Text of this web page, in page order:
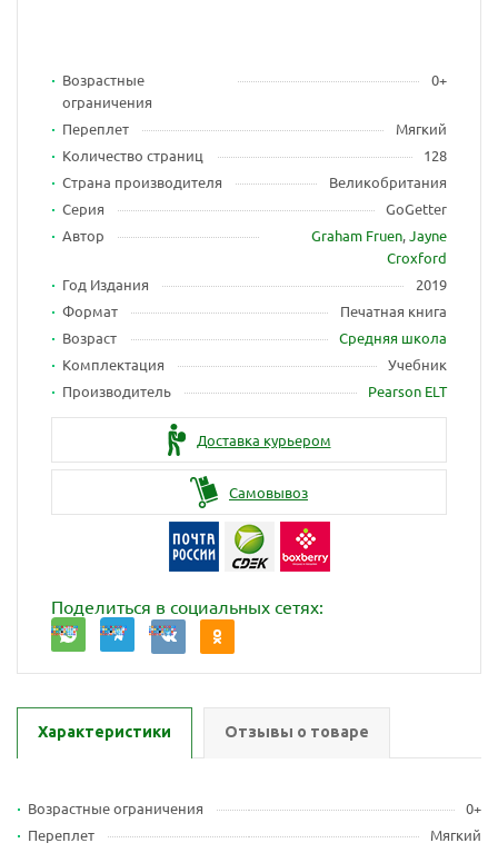
Возрастные
ограничения
0+
Переплет
Мягкий
Количество страниц
128
Страна производителя
Великобритания
Серия
GoGetter
Автор
Graham Fruen,Jayne
Croxford
Год Издания
2019
Формат
Печатная книга
Возраст
Средняя школа
Комплектация
Учебник
Производитель
Pearson ELT
Доставка курьером
Самовывоз
Поделиться в социальных сетях:
Характеристики Отзывы о товаре
Возрастные ограничения
0+
Переплет
Мягкий